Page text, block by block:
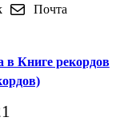
Почта
в Книге рекордов